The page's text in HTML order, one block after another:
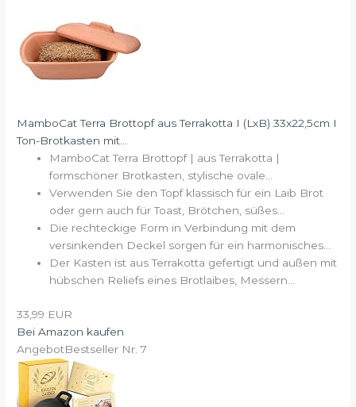
MamboCat Terra Brottopf aus Terrakotta I (LxB) 33x22,5cm I
Ton-Brotkasten mit...
MamboCat Terra Brottopf | aus Terrakotta |
formschöner Brotkasten, stylische ovale...
Verwenden Sie den Topf klassisch für ein Laib Brot
oder gern auch für Toast, Brötchen, süßes...
Die rechteckige Form in Verbindung mit dem
versinkenden Deckel sorgen für ein harmonisches...
Der Kasten ist aus Terrakotta gefertigt und außen mit
hübschen Reliefs eines Brotlaibes, Messern...
33,99 EUR
Bei Amazon kaufen
AngebotBestseller Nr. 7